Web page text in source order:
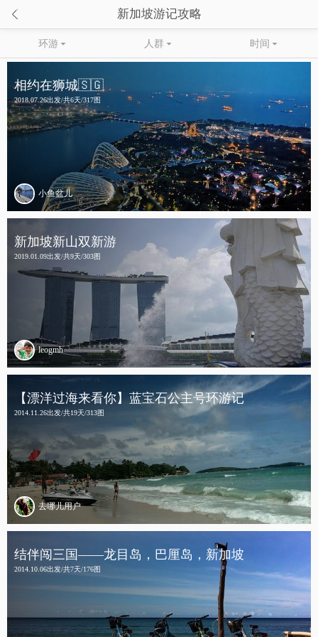
 新加坡游记攻略
环游 人群  时间 
相约在狮城🇸🇬
2018.07.26出发/共6天/317图
小鱼盆儿
新加坡新山双新游
2019.01.09出发/共9天/303图
leogmh
【漂洋过海来看你】蓝宝石公主号环游记
2014.11.26出发/共19天/313图
去哪儿用户
结伴闯三国——龙目岛，巴厘岛，新加坡
2014.10.06出发/共7天/176图